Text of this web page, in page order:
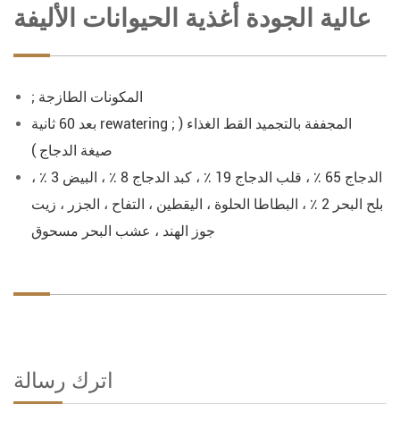
عالية الجودة أغذية الحيوانات الأليفة
; المكونات الطازجة
بعد 60 ثانية rewatering ; المجففة بالتجميد القط الغذاء (
صيغة الدجاج )
الدجاج 65 ٪ ، قلب الدجاج 19 ٪ ، كبد الدجاج 8 ٪ ، البيض 3 ٪ ،
بلح البحر 2 ٪ ، البطاطا الحلوة ، اليقطين ، التفاح ، الجزر ، زيت
اترك رسالة